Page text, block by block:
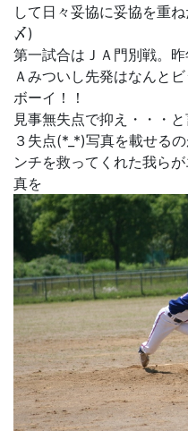
して日々妥協に妥協を重
〆)
第一試合はＪＡ門別戦。
Ａみついし先発はなんと
ボーイ！！
見事無失点で抑え・・・
３失点(*_*)写真を載せる
ンチを救ってくれた我ら
真を